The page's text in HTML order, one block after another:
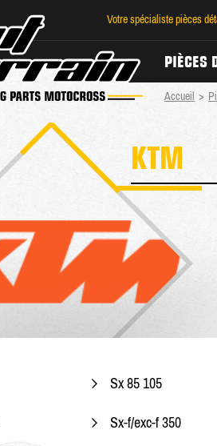
Votre spécialiste pièces
PIÈCES
Accueil >
KTM
Sx 85 105
Sx-f/exc-f 350